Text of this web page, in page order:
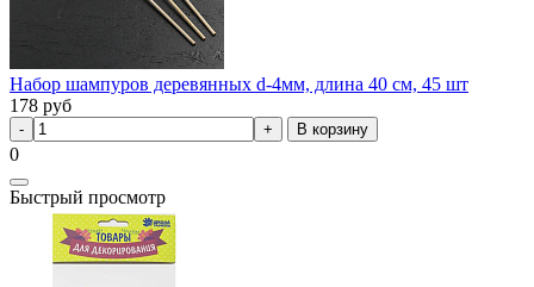
Набор шампуров деревянных d-4мм, длина 40 см, 45 шт
178 руб
В корзину
0
Быстрый просмотр